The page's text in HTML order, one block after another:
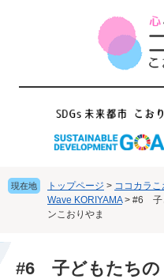
へ現在地 トップページ > ココカラこ
Wave KORIYAMA> #6 子
ンこおりやま
文#6 子どもたちの